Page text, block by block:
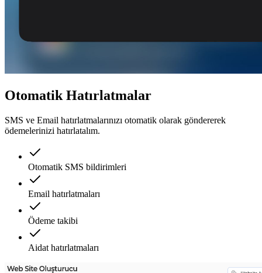
Otomatik Hatırlatmalar
SMS ve Email hatırlatmalarınızı otomatik olarak göndererek
ödemelerinizi hatırlatalım.
Otomatik SMS bildirimleri
Email hatırlatmaları
Ödeme takibi
Aidat hatırlatmaları